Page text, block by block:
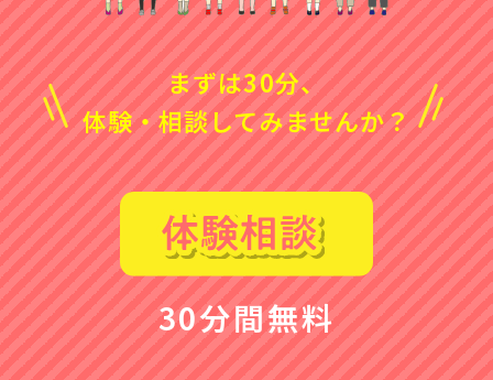
まずは30分、
体験・相談してみませんか？
30分間無料